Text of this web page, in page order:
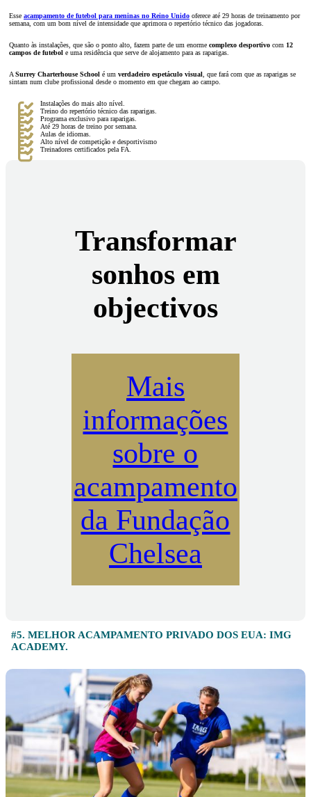
Esse acampamento de futebol para meninas no Reino Unido oferece até 29 horas de treinamento por
semana, com um bom nível de intensidade que aprimora o repertório técnico das jogadoras.
Quanto às instalações, que são o ponto alto, fazem parte de um enorme complexo desportivo com 12
campos de futebol e uma residência que serve de alojamento para as raparigas.
A Surrey Charterhouse School é um verdadeiro espetáculo visual , que fará com que as raparigas se
sintam num clube profissional desde o momento em que chegam ao campo.
Instalações do mais alto nível.
Treino do repertório técnico das raparigas.
Programa exclusivo para raparigas.
Até 29 horas de treino por semana.
Aulas de idiomas.
Alto nível de competição e desportivismo
Treinadores certificados pela FA.
Transformar
sonhos em
objectivos
Mais
informações
sobre o
acampamento
da Fundação
Chelsea
#5. MELHOR ACAMPAMENTO PRIVADO DOS EUA: IMG
ACADEMY.